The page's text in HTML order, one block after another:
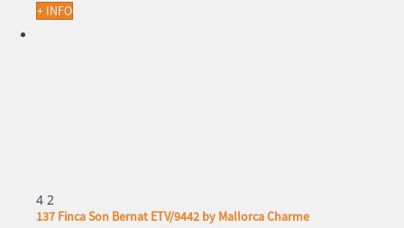
+ INFO
4 2
137 Finca Son Bernat ETV/9442 by Mallorca Charme